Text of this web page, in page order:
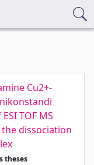
Cu2+-
TOF MS
dissociation
theses